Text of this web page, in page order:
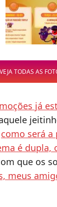
VEJA TODAS AS
já
como será
é dupla,
que os
meus